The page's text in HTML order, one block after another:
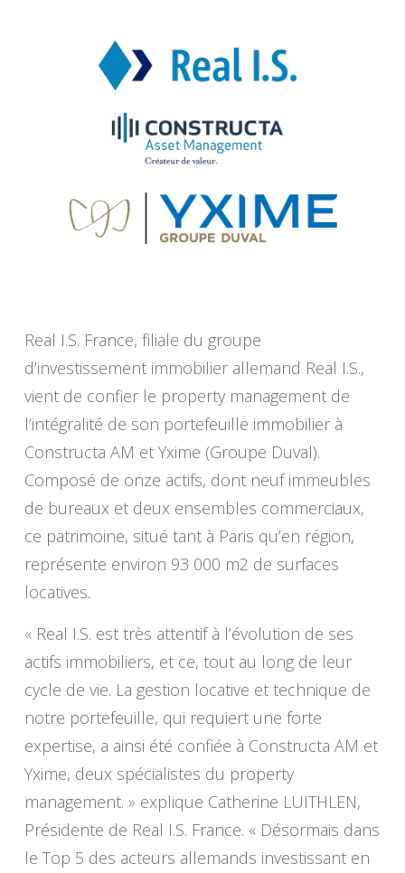
Real I.S. France, filiale du groupe
d’investissement immobilier allemand Real I.S.,
vient de confier le property management de
l’intégralité de son portefeuille immobilier à
Constructa AM et Yxime (Groupe Duval).
Composé de onze actifs, dont neuf immeubles
de bureaux et deux ensembles commerciaux,
ce patrimoine, situé tant à Paris qu’en région,
représente environ 93 000 m2 de surfaces
locatives.
« Real I.S. est très attentif à l’évolution de ses
actifs immobiliers, et ce, tout au long de leur
cycle de vie. La gestion locative et technique de
notre portefeuille, qui requiert une forte
expertise, a ainsi été confiée à Constructa AM et
Yxime, deux spécialistes du property
management. » explique Catherine LUITHLEN,
Présidente de Real I.S. France. « Désormais dans
le Top 5 des acteurs allemands investissant en